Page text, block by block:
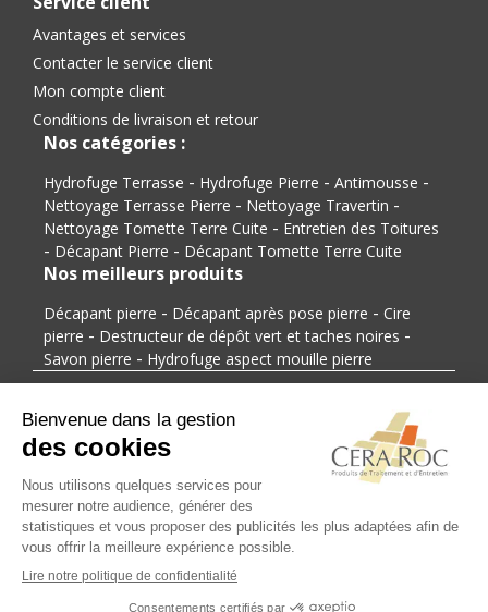
Avantages et services
Contacter le service client
Mon compte client
Conditions de livraison et retour
Nos catégories :
Hydrofuge Terrasse - Hydrofuge Pierre - Antimousse -
Nettoyage Terrasse Pierre - Nettoyage Travertin -
Nettoyage Tomette Terre Cuite - Entretien des Toitures
- Décapant Pierre - Décapant Tomette Terre Cuite
Nos meilleurs produits
Décapant pierre - Décapant après pose pierre - Cire
pierre - Destructeur de dépôt vert et taches noires -
Savon pierre - Hydrofuge aspect mouille pierre
Modes de paiement
Modes de livraison
Cera Roc, tous droits réservés Mentions légales